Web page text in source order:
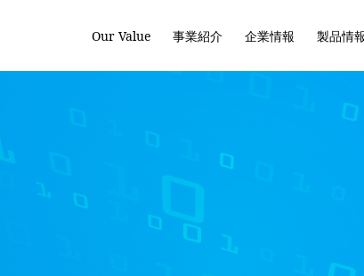
Our Value 事業紹介 企業情報 製品情